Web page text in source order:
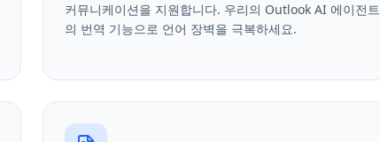
커뮤니케이션을 지원합니다. 우리의 Outlook AI 에이전트
의 번역 기능으로 언어 장벽을 극복하세요.